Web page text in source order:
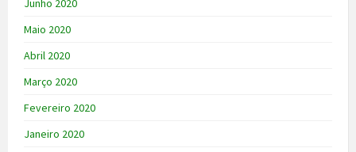
Junho 2020
Maio 2020
Abril 2020
Março 2020
Fevereiro 2020
Janeiro 2020